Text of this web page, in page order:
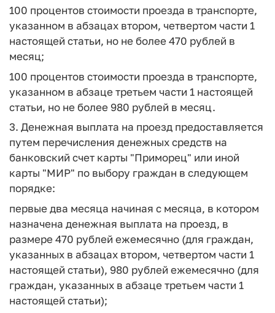
100 процентов стоимости проезда в транспорте,
указанном в абзацах втором, четвертом части 1
настоящей статьи, но не более 470 рублей в
месяц;
100 процентов стоимости проезда в транспорте,
указанном в абзаце третьем части 1 настоящей
статьи, но не более 980 рублей в месяц.
3. Денежная выплата на проезд предоставляется
путем перечисления денежных средств на
банковский счет карты "Приморец" или иной
карты "МИР" по выбору граждан в следующем
порядке:
первые два месяца начиная с месяца, в котором
назначена денежная выплата на проезд, в
размере 470 рублей ежемесячно (для граждан,
указанных в абзацах втором, четвертом части 1
настоящей статьи), 980 рублей ежемесячно (для
граждан, указанных в абзаце третьем части 1
настоящей статьи);